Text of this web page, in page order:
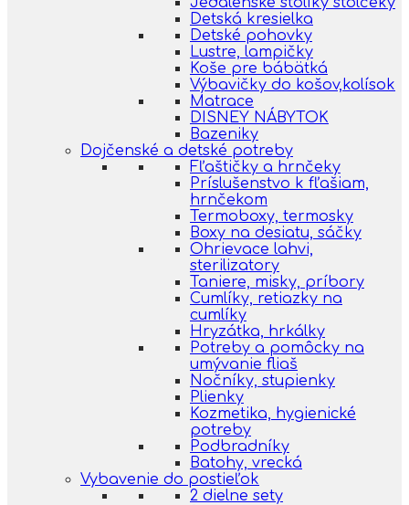
Detská kresielka
Detské pohovky
Lustre, lampičky
Koše pre bábätká
Výbavičky do košov,kolísok
Matrace
DISNEY NÁBYTOK
Bazeniky
Dojčenské a detské potreby
Fľaštičky a hrnčeky
Príslušenstvo k fľašiam,
hrnčekom
Termoboxy, termosky
Boxy na desiatu, sáčky
Ohrievace lahvi,
sterilizatory
Taniere, misky, príbory
Cumlíky, retiazky na
cumlíky
Hryzátka, hrkálky
Potreby a pomôcky na
umývanie fliaš
Nočníky, stupienky
Plienky
Kozmetika, hygienické
potreby
Podbradníky
Batohy, vrecká
Vybavenie do postieľok
2 dielne sety